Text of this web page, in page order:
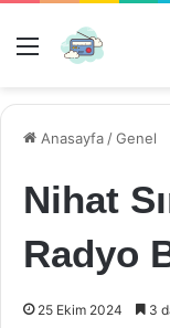
Menü
Anasayfa /Genel
Nihat
Radyo
25 Ekim 2024 3